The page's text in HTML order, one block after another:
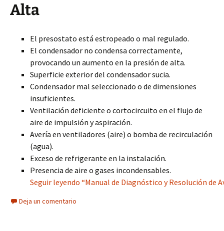
Alta
El presostato está estropeado o mal regulado.
El condensador no condensa correctamente,
provocando un aumento en la presión de alta.
Superficie exterior del condensador sucia.
Condensador mal seleccionado o de dimensiones
insuficientes.
Ventilación deficiente o cortocircuito en el flujo de
aire de impulsión y aspiración.
Avería en ventiladores (aire) o bomba de recirculación
(agua).
Exceso de refrigerante en la instalación.
Presencia de aire o gases incondensables.
Seguir leyendo “Manual de Diagnóstico y Resolución de
Deja un comentario